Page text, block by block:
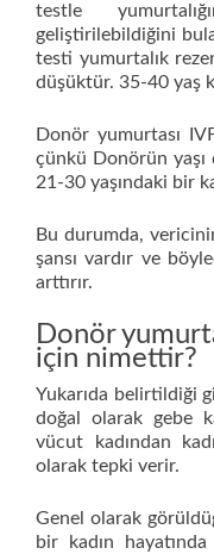
testle
geliştirilebildiğini
testi yumurtalık
düşüktür. 35-40 yaş
Donör yumurtası
çünkü Donörün yaşı
21-30 yaşındaki bir
Bu durumda,
şansı vardır ve
arttırır.
Donör
için nimettir?
Yukarıda belirtildiği
doğal olarak gebe
vücut kadından
olarak tepki verir.
Genel olarak
bir kadın